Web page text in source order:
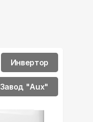
Инвертор
Завод "Aux"